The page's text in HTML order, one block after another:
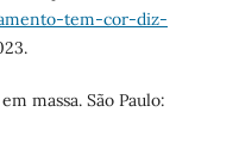
tem-cor-diz-
massa. São Paulo: